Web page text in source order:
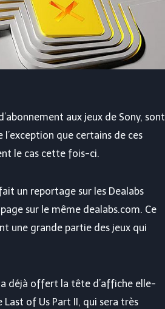
aux jeux de Sony, sont
l’exception que certains de ces
le cas cette fois-ci.
un reportage sur les Dealabs
sur le même dealabs.com. Ce
une grande partie des jeux qui
a déjà offert la tête d’affiche elle-
of Us Part II, qui sera très